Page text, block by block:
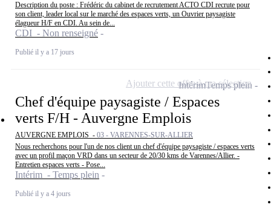
Description du poste : Frédéric du cabinet de recrutement ACTO CDI recrute pour
son client, leader local sur le marché des espaces verts, un Ouvrier paysagiste
élagueur H/F en CDI. Au sein de...
CDI - Non renseigné
Publié il y a 17 jours
Chef d'équipe paysagiste / Espaces
verts F/H - Auvergne Emplois
AUVERGNE EMPLOIS - 03 - VARENNES-SUR-ALLIER
Nous recherchons pour l'un de nos client un chef d'équipe paysagiste / espaces verts
avec un profil maçon VRD dans un secteur de 20/30 kms de Varennes/Allier. -
Entretien espaces verts - Pose...
Intérim - Temps plein
Publié il y a 4 jours
IntérimTemps plein
Ajouter cette offre à ma sélection